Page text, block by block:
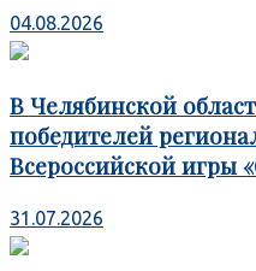
04.08.2026
В Челябинской
победителей
Всероссийской игры
31.07.2026